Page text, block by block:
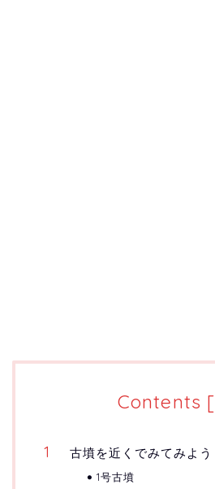
Contents [
古墳を近くでみてみよう
1号古墳